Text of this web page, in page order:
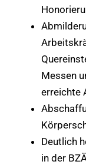
Messen
erreichte
Deutlich
in der